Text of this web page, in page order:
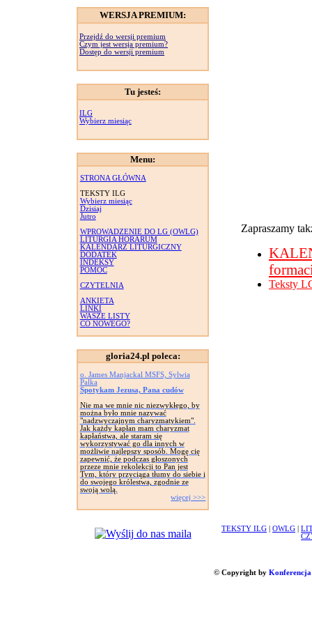
WERSJA PREMIUM:
Przejdź do wersji premium
Czym jest wersja premium?
Dostęp do wersji premium
Tu jesteś:
ILG
Wybierz miesiąc
Menu:
STRONA GŁÓWNA
TEKSTY ILG
Wybierz miesiąc
Dzisiaj
Jutro
WPROWADZENIE DO LG (OWLG)
LITURGIA HORARUM
KALENDARZ LITURGICZNY
DODATEK
INDEKSY
POMOC
CZYTELNIA
ANKIETA
LINKI
WASZE LISTY
CO NOWEGO?
gloria24.pl poleca:
o. James Manjackal MSFS, Sylwia
Palka
Spotykam Jezusa, Pana cudów
Nie ma we mnie nic niezwykłego, by
można było mnie nazywać
"nadzwyczajnym charyzmatykiem".
Jak każdy kapłan mam charyzmat
kapłaństwa, ale staram się
wykorzystywać go dla innych w
możliwie najlepszy sposób. Mogę cię
zapewnić, że podczas głoszonych
przeze mnie rekolekcji to Pan jest
Tym, który przyciąga tłumy do siebie i
do swojego królestwa, zgodnie ze
swoją wolą.
więcej >>>
Zapraszamy
Teksty
TEKSTY ILG OWLG
© Copyright by Konferencja